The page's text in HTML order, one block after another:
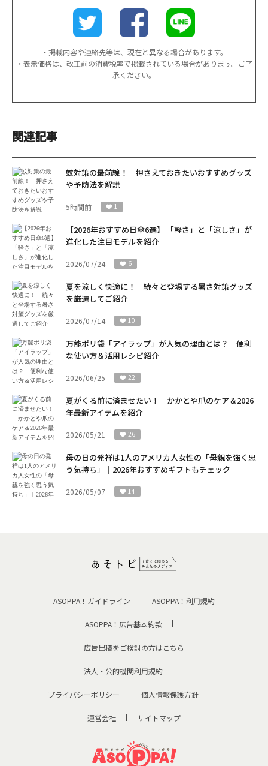
・掲載内容や連絡先等は、現在と異なる場合があります。
・表示価格は、改正前の消費税率で掲載されている場合があります。ご了
承ください。
関連記事
蚊対策の最前線！ 押さえておきたいおすすめグッズ
や予防法を解説
5時間前 1
【2026年おすすめ日傘6選】 「軽さ」と「涼しさ」が
進化した注目モデルを紹介
2026/07/24 6
夏を涼しく快適に！ 続々と登場する暑さ対策グッズ
を厳選してご紹介
2026/07/14 10
万能ポリ袋「アイラップ」が人気の理由とは？ 便利
な使い方＆活用レシピ紹介
2026/06/25 22
夏がくる前に済ませたい！ かかとや爪のケア＆2026
年最新アイテムを紹介
2026/05/21 26
母の日の発祥は1人のアメリカ人女性の「母親を強く思
う気持ち」｜2026年おすすめギフトもチェック
2026/05/07 14
ASOPPA！ガイドライン ASOPPA！利用規約
ASOPPA！広告基本約款
広告出稿をご検討の方はこちら
法人・公的機関利用規約
プライバシーポリシー 個人情報保護方針
運営会社 サイトマップ